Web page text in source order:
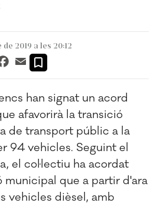
2019 a les 20:12
Facebook
Email
han signat un acord
afavorirà la transició
de transport públic a la
94 vehicles. Seguint el
el col·lectiu ha acordat
municipal que a partir d'ara
vehicles dièsel, amb